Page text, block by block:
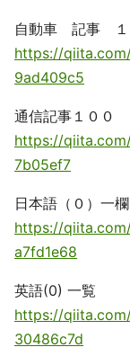
自動車 記事 １
https://
9ad409c5
通信記事１００
https://
7b05ef7
日本語（０）一欄
https://
a7fd1e68
英語(0) 一覧
https://
30486c7d